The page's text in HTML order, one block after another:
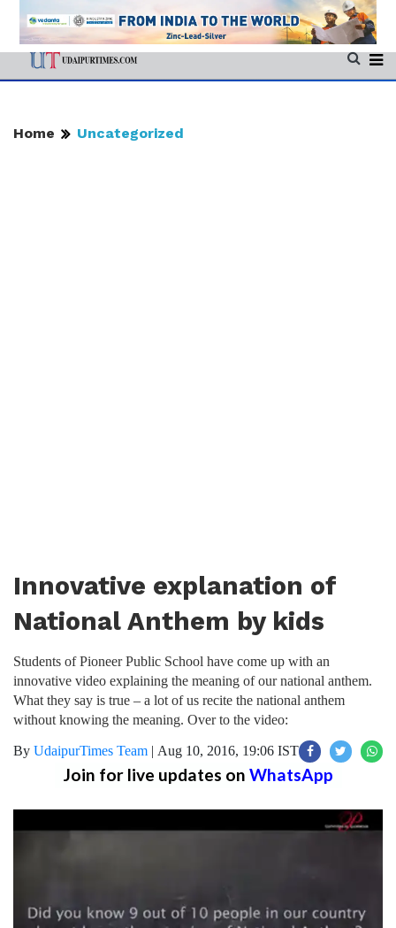
Home Uncategorized
Innovative explanation of
National Anthem by kids
Students of Pioneer Public School have come up with an
innovative video explaining the meaning of our national anthem.
What they say is true – a lot of us recite the national anthem
without knowing the meaning. Over to the video:
By UdaipurTimes Team | Aug 10, 2016, 19:06 IST
Join for live updates on WhatsApp